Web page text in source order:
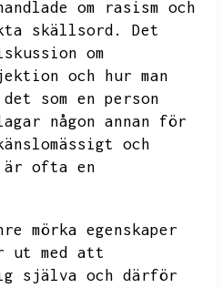
om rasism och
skällsord.
Det
om
och hur man
som en person
någon annan för
och
är ofta en
mörka egenskaper
ut med att
själva och därför